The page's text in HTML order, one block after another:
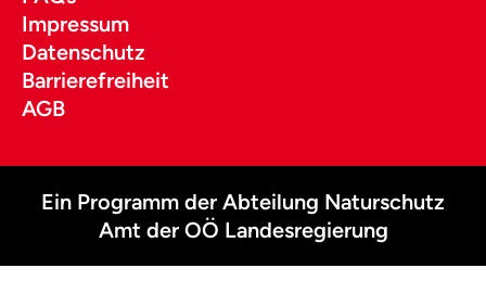
Impressum
Datenschutz
Barrierefreiheit
AGB
Ein Programm der Abteilung Naturschutz
Amt der OÖ Landesregierung